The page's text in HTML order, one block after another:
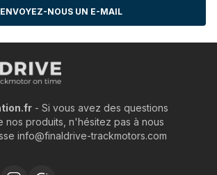
ENVOYEZ-NOUS UN E-MAIL
- Si vous avez des questions
nos produits, n'hésitez pas à nous
info@finaldrive-trackmotors.com